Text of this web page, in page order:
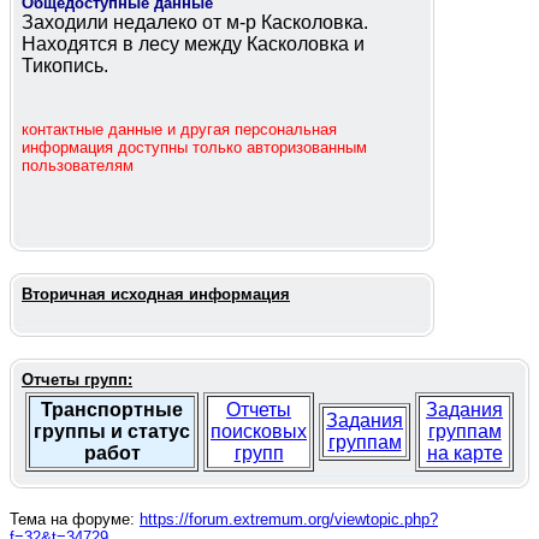
Заходили недалеко от м-р Касколовка.
Находятся в лесу между Касколовка и
Тикопись.
контактные данные и другая персональная
информация доступны только авторизованным
пользователям
Вторичная исходная информация
Отчеты групп:
Транспортные
группы и статус
работ
Отчеты
поисковых
групп
Задания
группам
Задания
группам
на карте
Тема на форуме: https://forum.extremum.org/viewtopic.php?